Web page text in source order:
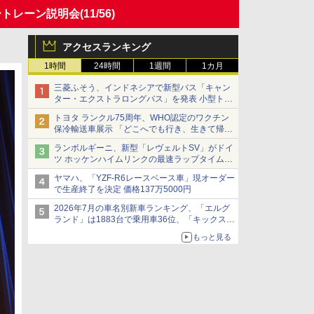
レーン説明会(11/56)
アクセスランキング
1時間 24時間 1週間 1カ月
三菱ふそう、インドネシアで新型バス「キャン
ター・エクストラロングバス」を発表 小型トラ
ックベースの観光・旅客輸送向けバス
トヨタ ランクル75周年、WHO認定のワクチン
保冷輸送車展示 「どこへでも行き、生きて帰っ
てこられる」ランドクルーザーで命をつなぐ
ランボルギーニ、新型「レヴェルトSV」がドイ
ツ ホッケンハイムリンクの最速ラップタイムを
記録
ヤマハ、「YZF-R6レースベース車」現オーダー
で生産終了を決定 価格137万5000円
2026年7月の車名別新車ランキング、「エルグ
ランド」は1883台で乗用車36位、「キックス」
もっと見る